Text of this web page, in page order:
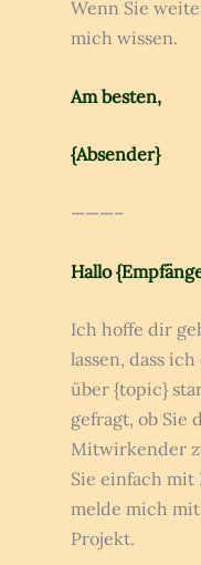
Wenn Sie
mich wissen.
Am besten,
{Absender}
———–
Hallo
Ich hoffe dir
lassen, dass
über {topic}
gefragt, ob Sie
Mitwirkender
Sie einfach
melde mich
Projekt.